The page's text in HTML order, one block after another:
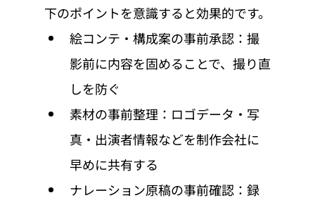
下のポイントを意識すると効果的です。
絵コンテ・構成案の事前承認：撮
影前に内容を固めることで、撮り直
しを防ぐ
素材の事前整理：ロゴデータ・写
真・出演者情報などを制作会社に
早めに共有する
ナレーション原稿の事前確認：録